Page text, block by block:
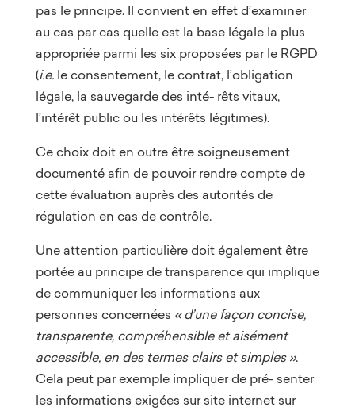
pas le principe. Il convient en effet d’examiner
au cas par cas quelle est la base légale la plus
appropriée parmi les six proposées par le RGPD
(i.e. le consentement, le contrat, l’obligation
légale, la sauvegarde des inté- rêts vitaux,
l’intérêt public ou les intérêts légitimes).
Ce choix doit en outre être soigneusement
documenté afin de pouvoir rendre compte de
cette évaluation auprès des autorités de
régulation en cas de contrôle.
Une attention particulière doit également être
portée au principe de transparence qui implique
de communiquer les informations aux
personnes concernées « d’une façon concise,
transparente, compréhensible et aisément
accessible, en des termes clairs et simples ».
Cela peut par exemple impliquer de pré- senter
les informations exigées sur site internet sur